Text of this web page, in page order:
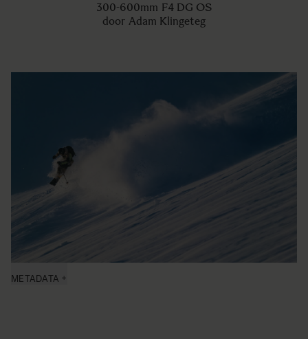
300-600mm F4 DG OS
door Adam Klingeteg
METADATA